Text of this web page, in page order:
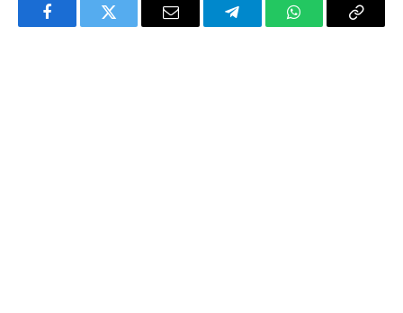
FacebookTwitter Email TelegramWhatsAppCopy